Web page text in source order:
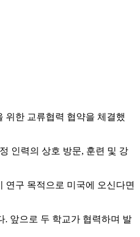
위한 교류협력 협약을 체결했
인력의 상호 방문, 훈련 및 강
연구 목적으로 미국에 오신다면
. 앞으로 두 학교가 협력하며 발